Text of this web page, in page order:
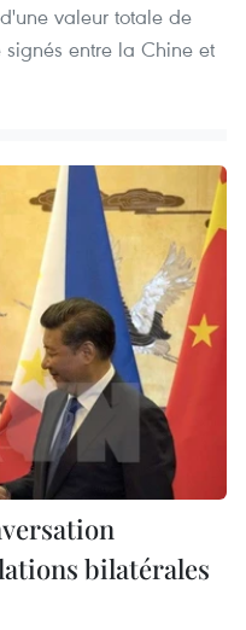
valeur totale de
entre la Chine et
bilatérales